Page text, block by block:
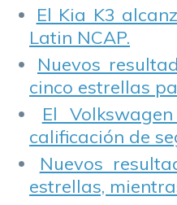
El Kia K3
Latin NCAP.
Nuevos
cinco estrellas
El
calificación de
Nuevos
estrellas,